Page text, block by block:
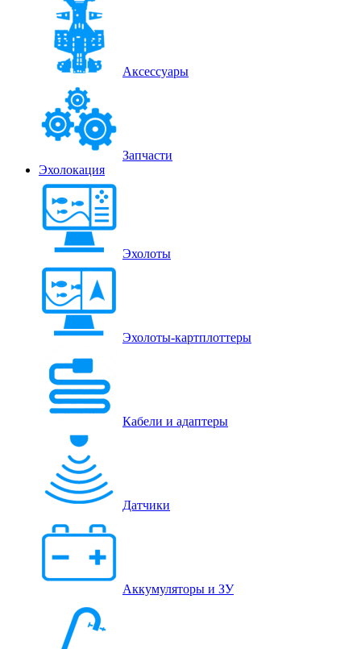
Аксессуары
Запчасти
Эхолокация
Эхолоты
Эхолоты-картплоттеры
Кабели и адаптеры
Датчики
Аккумуляторы и ЗУ